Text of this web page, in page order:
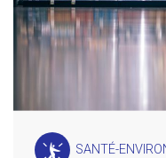
SANTÉ-